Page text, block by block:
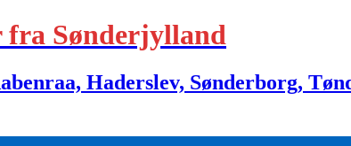
fra Sønderjylland
Haderslev, Sønderborg,